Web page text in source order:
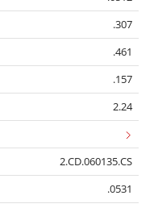
.307
.461
.157
2.24
2.CD.060135.CS
.0531